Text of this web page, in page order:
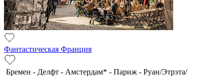
Фантастическая Франция
Бремен - Делфт - Амстердам* - Париж - Руан/Этрэта/